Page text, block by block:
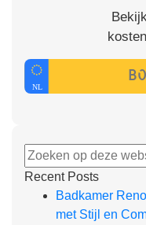
Recent Posts
Badkamer
met Stijl en